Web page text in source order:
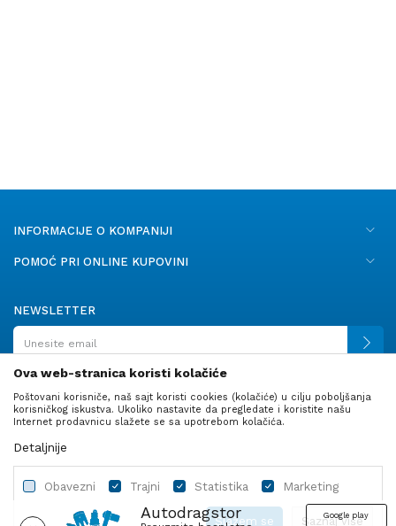
Autodragstor Google play
INFORMACIJE O KOMPANIJI
POMOĆ PRI ONLINE KUPOVINI
NEWSLETTER
PRATITE NAS
Ova web-stranica koristi kolačiće
Poštovani korisniče, naš sajt koristi cookies (kolačiće) u cilju poboljšanja
korisničkog iskustva. Ukoliko nastavite da pregledate i koristite našu
Internet prodavnicu slažete se sa upotrebom kolačića.
Detaljnije
Obavezni Trajni Statistika Marketing
Saznaj više
Slažem se